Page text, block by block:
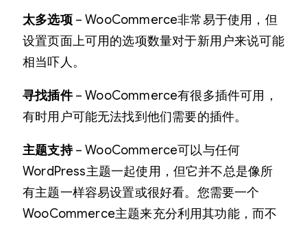
太多选项– WooCommerce非常易于使用，但
设置页面上可用的选项数量对于新用户来说可能
相当吓人。
寻找插件– WooCommerce有很多插件可用，
有时用户可能无法找到他们需要的插件。
主题支持– WooCommerce可以与任何
WordPress主题一起使用，但它并不总是像所
有主题一样容易设置或很好看。您需要一个
WooCommerce主题来充分利用其功能，而不